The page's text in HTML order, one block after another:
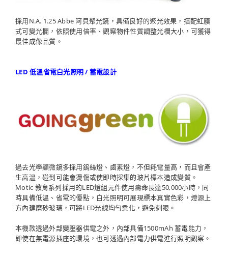
採用N.A. 1.25 Abbe 阿貝聚光鏡，具備良好的聚光效果，搭配虹膜
式可變光欄，依照使用倍率、觀察物件性質調整光欄大小，可獲得
最佳成像品質。
LED 低溫省電白光照明 / 蓄電設計
過去光學顯微鏡多採用鎢絲燈、鹵素燈，不但耗電量高，而且會產
生高溫，碰到可能會燙傷或使即時採集的玻片標本造成變質。
Motic 教育系列採用的LED燈組元件使用壽命長達50,000小時，同
時具備低溫、省電的優點，白光照明可展現標本真實色彩，燈源上
方內建磨砂玻璃，可將LED光線均勻柔化，避免刺眼。
本機款透過外部變壓器供電之外，內部具備1500mAh 蓄電能力，
即使在無電源插座的環境，也可透過內部電力供電進行照明觀察。